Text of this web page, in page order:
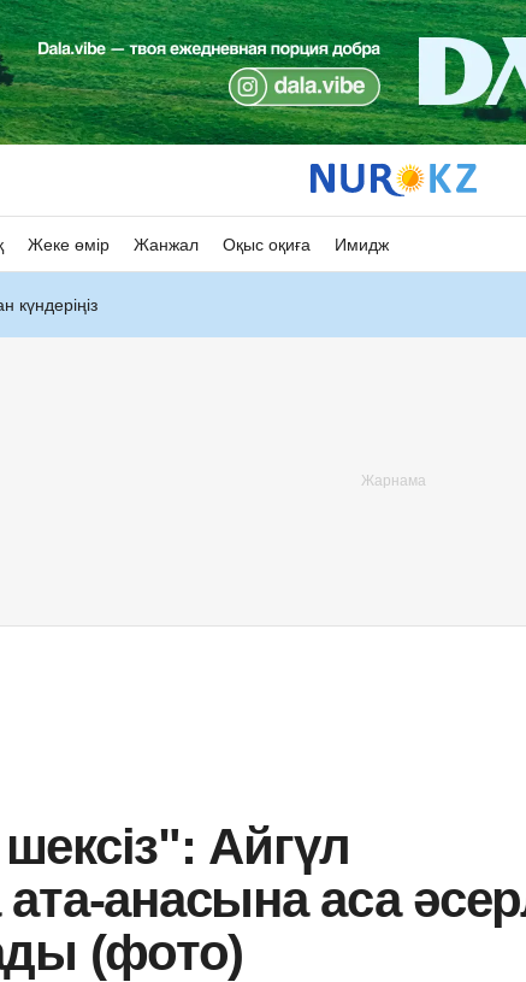
Жеке өмір Жанжал Оқыс оқиға Имидж
күндеріңіз
Айгүл
анасына аса
(фото)